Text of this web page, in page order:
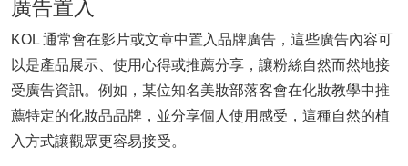
廣告置入
KOL 通常會在影片或文章中置入品牌廣告，這些廣告內容可
以是產品展示、使用心得或推薦分享，讓粉絲自然而然地接
受廣告資訊。例如，某位知名美妝部落客會在化妝教學中推
薦特定的化妝品品牌，並分享個人使用感受，這種自然的植
入方式讓觀眾更容易接受。